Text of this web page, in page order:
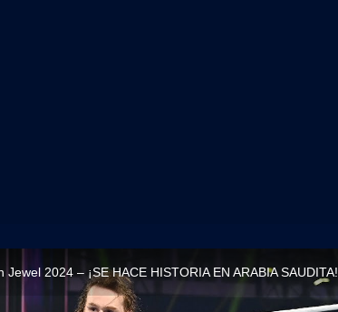
2024 – ¡SE HACE HISTORIA EN ARABIA SAUDITA!